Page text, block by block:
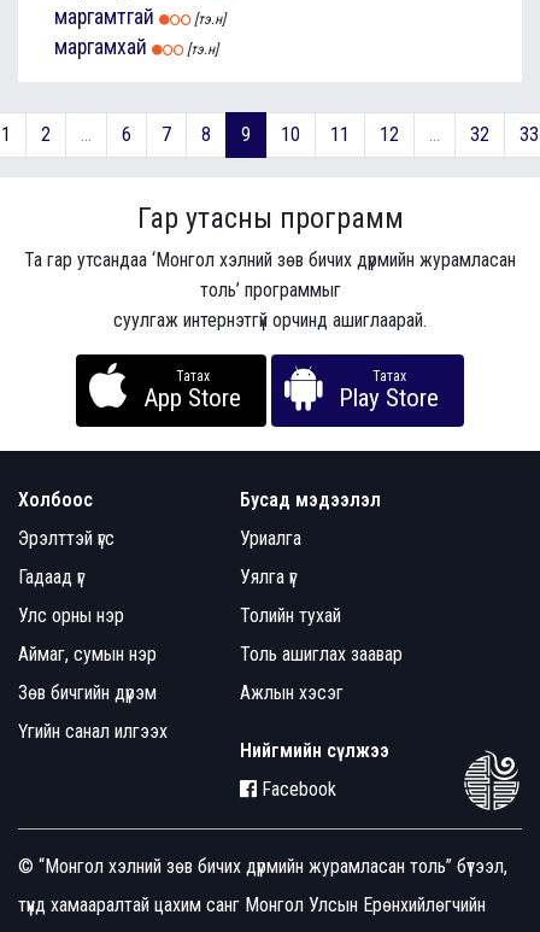
маргамтгай [тэ.н]
маргамхай [тэ.н]
1 2 ... 6 7 8 9 10 11 12 ... 32 33
Гар утасны программ
Та гар утсандаа ‘Монгол хэлний зөв бичих дүрмийн журамласан
толь’ программыг
суулгаж интернэтгүй орчинд ашиглаарай.
Татах
App Store
Татах
Play Store
Холбоос
Эрэлттэй үгс
Гадаад үг
Улс орны нэр
Аймаг, сумын нэр
Зөв бичгийн дүрэм
Үгийн санал илгээх
Бусад мэдээлэл
Уриалга
Уялга үг
Толийн тухай
Толь ашиглах заавар
Ажлын хэсэг
Нийгмийн сүлжээ
Facebook
© “Монгол хэлний зөв бичих дүрмийн журамласан толь” бүтээл,
түүнд хамааралтай цахим санг Монгол Улсын Ерөнхийлөгчийн